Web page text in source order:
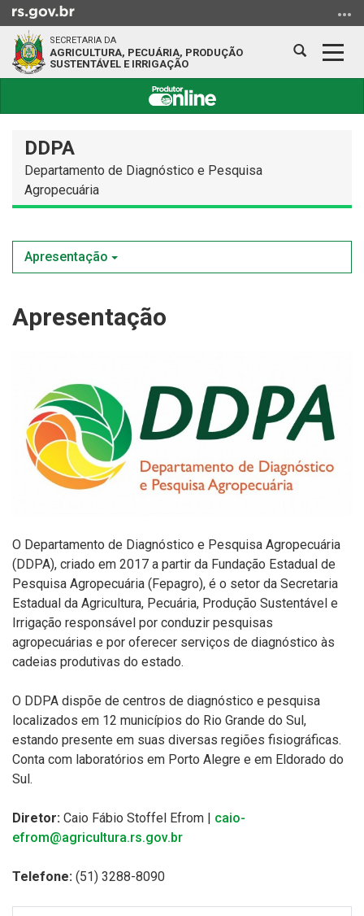
para
conteúdo
menu
SECRETARIA DA
AGRICULTURA, PECUÁRIA, PRODUÇÃO
SUSTENTÁVEL E IRRIGAÇÃO
Abrir
conteúdo
DDPA
Departamento de Diagnóstico e Pesquisa
Agropecuária
Apresentação
Apresentação
O Departamento de Diagnóstico e Pesquisa Agropecuária
(DDPA), criado em 2017 a partir da Fundação Estadual de
Pesquisa Agropecuária (Fepagro), é o setor da Secretaria
Estadual da Agricultura, Pecuária, Produção Sustentável e
Irrigação responsável por conduzir pesquisas
agropecuárias e por oferecer serviços de diagnóstico às
cadeias produtivas do estado.
O DDPA dispõe de centros de diagnóstico e pesquisa
localizados em 12 municípios do Rio Grande do Sul,
estando presente em suas diversas regiões fisiográficas.
Conta com laboratórios em Porto Alegre e em Eldorado do
Sul.
Diretor: Caio Fábio Stoffel Efrom | caio-
efrom@agricultura.rs.gov.br
Telefone: (51) 3288-8090